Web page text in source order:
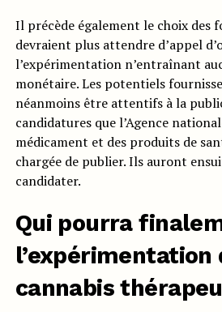
Il précède également le choix des
devraient plus attendre d’appel
l’expérimentation n’entraînant
monétaire. Les potentiels
néanmoins être attentifs à la
candidatures que l’Agence
médicament et des produits de
chargée de publier. Ils auront
candidater.
Qui pourra
l’expérimentation
cannabis